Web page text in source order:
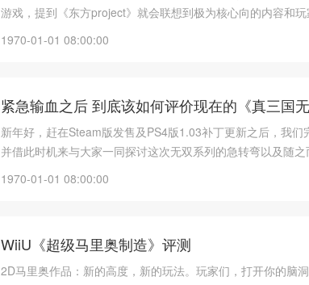
游戏，提到《东方project》就会联想到极为核心向的内容和
1970-01-01 08:00:00
紧急输血之后 到底该如何评价现在的《真三国
新年好，赶在Steam版发售及PS4版1.03补丁更新之后，我们
并借此时机来与大家一同探讨这次无双系列的急转弯以及随之
1970-01-01 08:00:00
WiiU《超级马里奥制造》评测
2D马里奥作品：新的高度，新的玩法。玩家们，打开你的脑